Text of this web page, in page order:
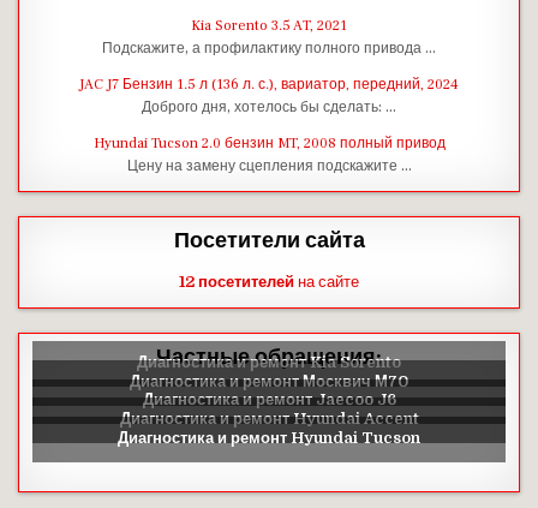
Kia Sorento 3.5 AT, 2021
Подскажите, а профилактику полного привода …
JAC J7 Бензин 1.5 л (136 л. с.), вариатор, передний, 2024
Доброго дня, хотелось бы сделать: …
Hyundai Tucson 2.0 бензин MT, 2008 полный привод
Цену на замену сцепления подскажите …
Посетители сайта
12 посетителей на сайте
Частные обращения: